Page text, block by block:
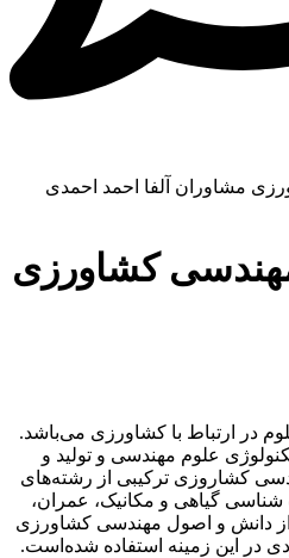
کشاورزی
در ارتباط با کشاورزی می‌باشد.
علوم مهندسی و تولید و
کشاروزی ترکیبی از رشته‌های
گیاهی و مکانیک، عمران،
از دانش و اصول مهندسی کشاورزی
در این زمینه استفاده شده‌است.